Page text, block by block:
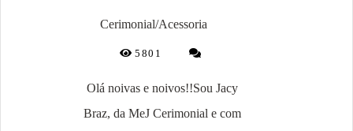
Cerimonial/Acessoria
5801
Olá noivas e noivos!!Sou Jacy
Braz, da MeJ Cerimonial e com